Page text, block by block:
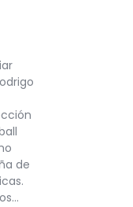
de